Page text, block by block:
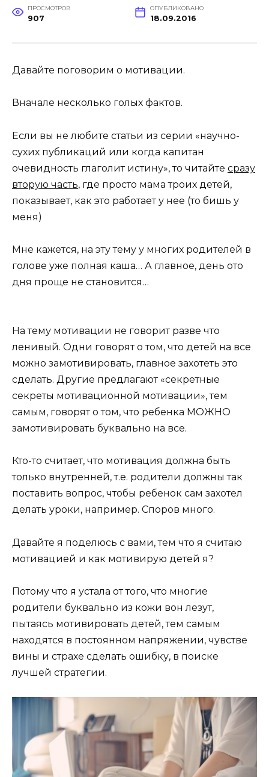
ПРОСМОТРОВ
907
ОПУБЛИКОВАНО
18.09.2016
Давайте поговорим о мотивации.
Вначале несколько голых фактов.
Если вы не любите статьи из серии «научно-
сухих публикаций или когда капитан
очевидность глаголит истину», то читайте сразу
вторую часть, где просто мама троих детей,
показывает, как это работает у нее (то бишь у
меня)
Мне кажется, на эту тему у многих родителей в
голове уже полная каша… А главное, день ото
дня проще не становится…
На тему мотивации не говорит разве что
ленивый. Одни говорят о том, что детей на все
можно замотивировать, главное захотеть это
сделать. Другие предлагают «секретные
секреты мотивационной мотивации», тем
самым, говорят о том, что ребенка МОЖНО
замотивировать буквально на все.
Кто-то считает, что мотивация должна быть
только внутренней, т.е. родители должны так
поставить вопрос, чтобы ребенок сам захотел
делать уроки, например. Споров много.
Давайте я поделюсь с вами, тем что я считаю
мотивацией и как мотивирую детей я?
Потому что я устала от того, что многие
родители буквально из кожи вон лезут,
пытаясь мотивировать детей, тем самым
находятся в постоянном напряжении, чувстве
вины и страхе сделать ошибку, в поиске
лучшей стратегии.